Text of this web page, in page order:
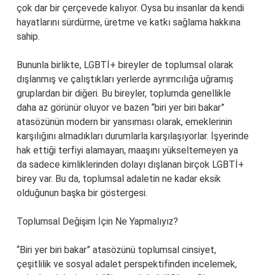
çok dar bir çerçevede kalıyor. Oysa bu insanlar da kendi
hayatlarını sürdürme, üretme ve katkı sağlama hakkına
sahip.
Bununla birlikte, LGBTİ+ bireyler de toplumsal olarak
dışlanmış ve çalıştıkları yerlerde ayrımcılığa uğramış
gruplardan bir diğeri. Bu bireyler, toplumda genellikle
daha az görünür oluyor ve bazen “biri yer biri bakar”
atasözünün modern bir yansıması olarak, emeklerinin
karşılığını almadıkları durumlarla karşılaşıyorlar. İşyerinde
hak ettiği terfiyi alamayan, maaşını yükseltemeyen ya
da sadece kimliklerinden dolayı dışlanan birçok LGBTİ+
birey var. Bu da, toplumsal adaletin ne kadar eksik
olduğunun başka bir göstergesi.
Toplumsal Değişim İçin Ne Yapmalıyız?
“Biri yer biri bakar” atasözünü toplumsal cinsiyet,
çeşitlilik ve sosyal adalet perspektifinden incelemek,